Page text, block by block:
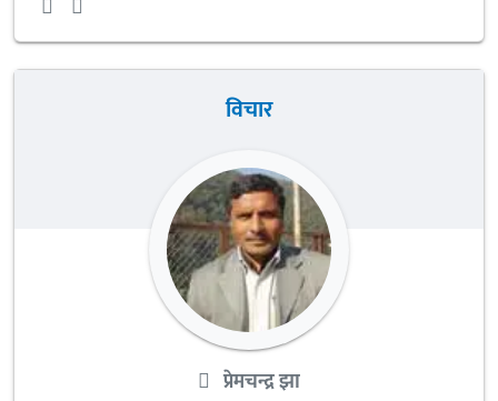
विचार
प्रेमचन्द्र झा